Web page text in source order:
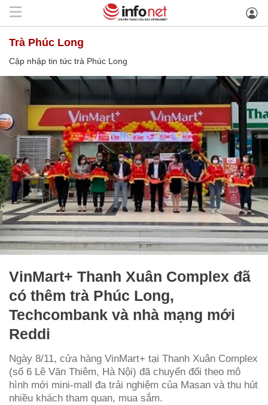
trà Phúc Long
Cập nhập tin tức trà Phúc Long
VinMart+ Thanh Xuân Complex đã
có thêm trà Phúc Long,
Techcombank và nhà mạng mới
Reddi
Ngày 8/11, cửa hàng VinMart+ tại Thanh Xuân Complex
(số 6 Lê Văn Thiêm, Hà Nội) đã chuyển đổi theo mô
hình mới mini-mall đa trải nghiệm của Masan và thu hút
nhiều khách tham quan, mua sắm.